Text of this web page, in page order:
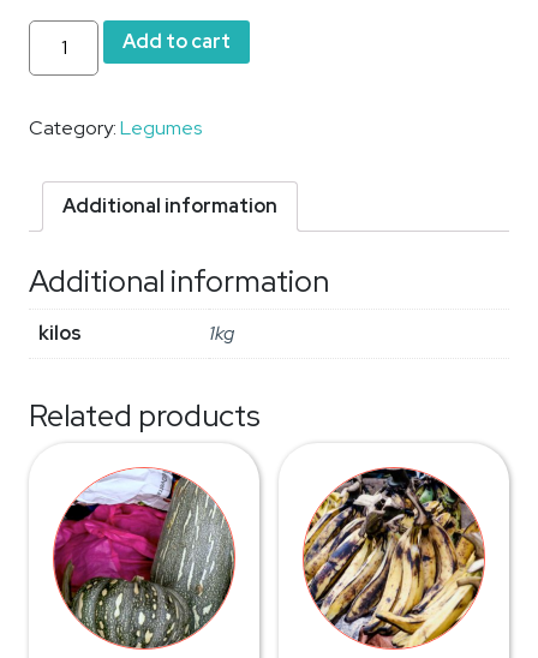
Oignons
quantity
Add to cart
Category:Legumes
Additional information
Additional information
kilos 1kg
Related products